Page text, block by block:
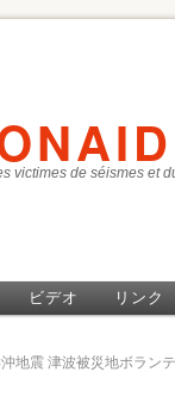
victimes de séismes et
ビデオ リンク
地震 津波被災地ボラン